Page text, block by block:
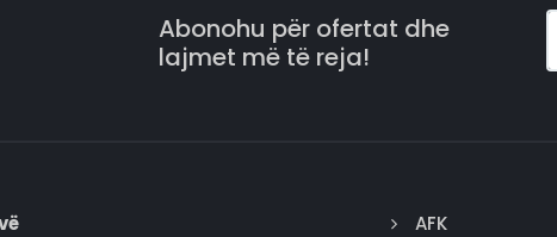
Abonohu për ofertat dhe
lajmet më të reja!
AFK